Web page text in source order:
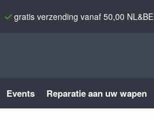
gratis verzending vanaf 50,00 NL&BE
Events Reparatie aan uw wapen